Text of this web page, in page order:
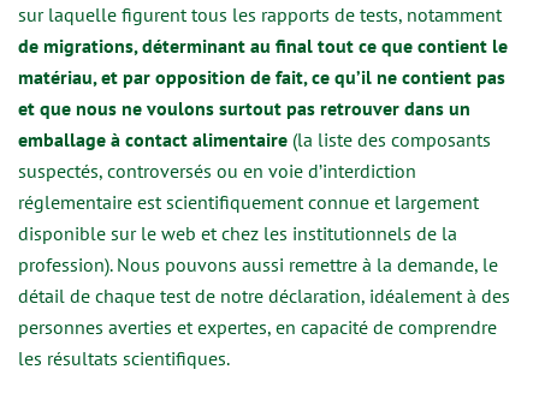
sur laquelle figurent tous les rapports de tests, notamment
de migrations, déterminant au final tout ce que contient le
matériau, et par opposition de fait, ce qu’il ne contient pas
et que nous ne voulons surtout pas retrouver dans un
emballage à contact alimentaire (la liste des composants
suspectés, controversés ou en voie d’interdiction
réglementaire est scientifiquement connue et largement
disponible sur le web et chez les institutionnels de la
profession). Nous pouvons aussi remettre à la demande, le
détail de chaque test de notre déclaration, idéalement à des
personnes averties et expertes, en capacité de comprendre
les résultats scientifiques.